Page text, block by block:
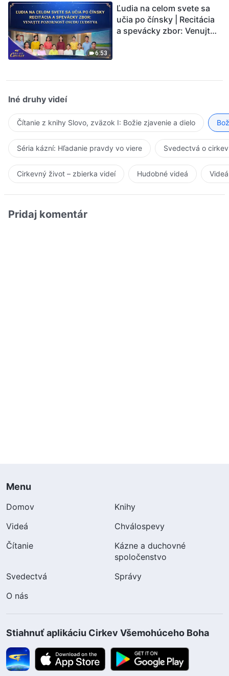
6:53
Ľudia na celom svete sa
učia po čínsky | Recitácia
a spevácky zbor: Venujte
Iné druhy videí
Čítanie z knihy Slovo, zväzok I: Božie zjavenie a dielo
Séria kázní: Hľadanie pravdy vo viere Svedectvá o
Cirkevný život – zbierka videí Hudobné videá
Pridaj komentár
Menu
Domov
Knihy
Videá
Chválospevy
Čítanie
Kázne a duchovné
spoločenstvo
Svedectvá
Správy
O nás
Stiahnuť aplikáciu Cirkev Všemohúceho Boha